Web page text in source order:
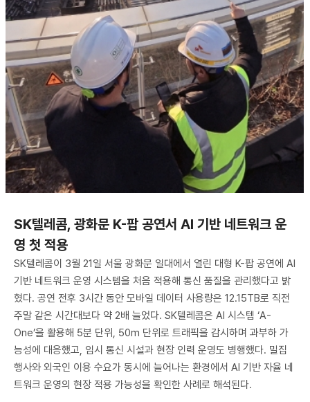
SK텔레콤, 광화문 K-팝 공연서 AI 기반 네트워크 운
영 첫 적용
SK텔레콤이 3월 21일 서울 광화문 일대에서 열린 대형 K-팝 공연에 AI
기반 네트워크 운영 시스템을 처음 적용해 통신 품질을 관리했다고 밝
혔다. 공연 전후 3시간 동안 모바일 데이터 사용량은 12.15TB로 직전
주말 같은 시간대보다 약 2배 늘었다. SK텔레콤은 AI 시스템 ‘A-
One’을 활용해 5분 단위, 50m 단위로 트래픽을 감시하며 과부하 가
능성에 대응했고, 임시 통신 시설과 현장 인력 운영도 병행했다. 밀집
행사와 외국인 이용 수요가 동시에 늘어나는 환경에서 AI 기반 자율 네
트워크 운영의 현장 적용 가능성을 확인한 사례로 해석된다.